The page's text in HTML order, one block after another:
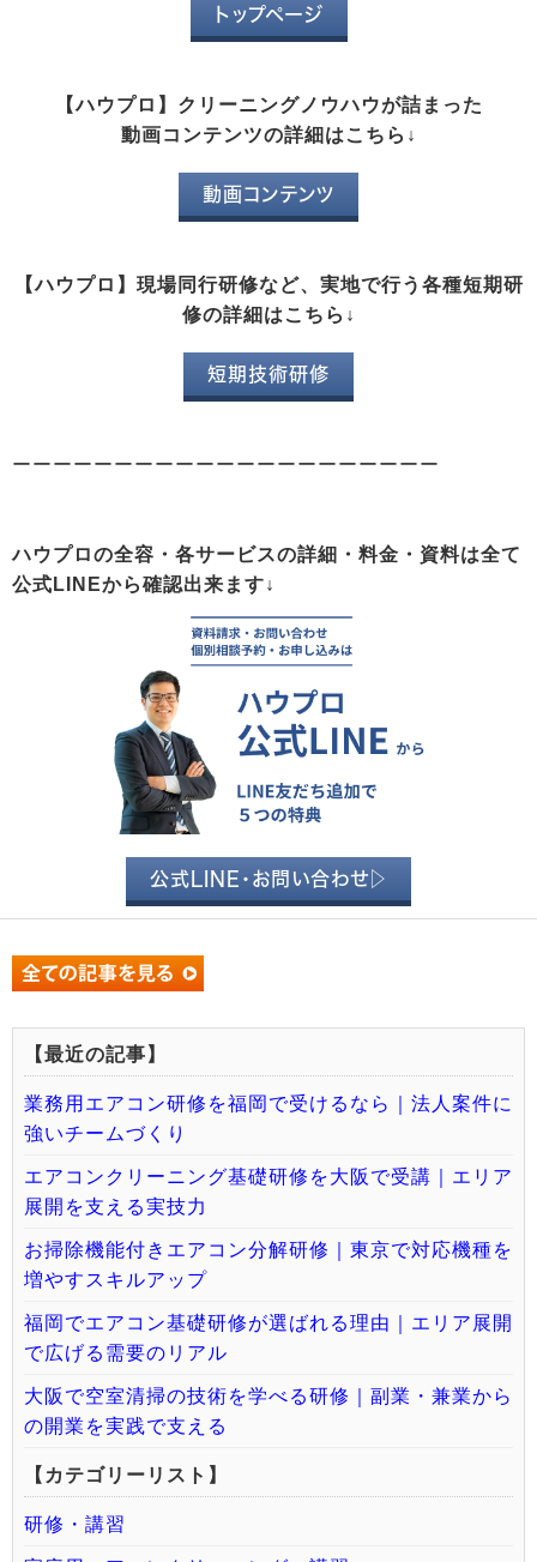
トップページ
【ハウプロ】クリーニングノウハウが詰まった
動画コンテンツの詳細はこちら↓
動画コンテンツ
【ハウプロ】現場同行研修など、実地で行う各種短期研
修の詳細はこちら↓
短期技術研修
ーーーーーーーーーーーーーーーーーーーーー
ハウプロの全容・各サービスの詳細・料金・資料は全て
公式LINEから確認出来ます↓
公式LINE・お問い合わせ▷
【最近の記事】
業務用エアコン研修を福岡で受けるなら｜法人案件に
強いチームづくり
エアコンクリーニング基礎研修を大阪で受講｜エリア
展開を支える実技力
お掃除機能付きエアコン分解研修｜東京で対応機種を
増やすスキルアップ
福岡でエアコン基礎研修が選ばれる理由｜エリア展開
で広げる需要のリアル
大阪で空室清掃の技術を学べる研修｜副業・兼業から
の開業を実践で支える
【カテゴリーリスト】
研修・講習